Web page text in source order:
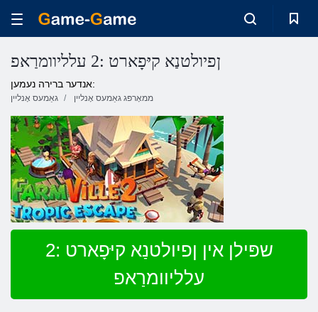
ןפיולטנַא קיּפָארט :2 עלליוומרַאפ
אנדער ברירה נעמען:
גאַמעס אָנליין ממאָרפּג גאַמעס אָנליין
שפּילן אין ןפיולטנַא קיּפָארט :2
עלליוומרַאפ